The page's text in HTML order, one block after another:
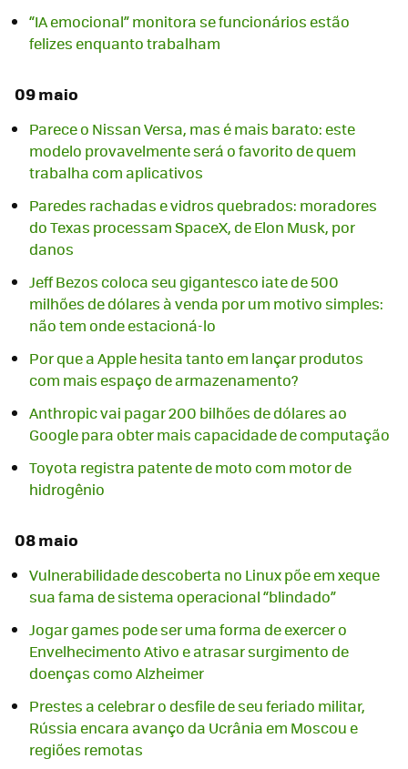
“IA emocional” monitora se funcionários estão
felizes enquanto trabalham
09 maio
Parece o Nissan Versa, mas é mais barato: este
modelo provavelmente será o favorito de quem
trabalha com aplicativos
Paredes rachadas e vidros quebrados: moradores
do Texas processam SpaceX, de Elon Musk, por
danos
Jeff Bezos coloca seu gigantesco iate de 500
milhões de dólares à venda por um motivo simples:
não tem onde estacioná-lo
Por que a Apple hesita tanto em lançar produtos
com mais espaço de armazenamento?
Anthropic vai pagar 200 bilhões de dólares ao
Google para obter mais capacidade de computação
Toyota registra patente de moto com motor de
hidrogênio
08 maio
Vulnerabilidade descoberta no Linux põe em xeque
sua fama de sistema operacional “blindado”
Jogar games pode ser uma forma de exercer o
Envelhecimento Ativo e atrasar surgimento de
doenças como Alzheimer
Prestes a celebrar o desfile de seu feriado militar,
Rússia encara avanço da Ucrânia em Moscou e
regiões remotas